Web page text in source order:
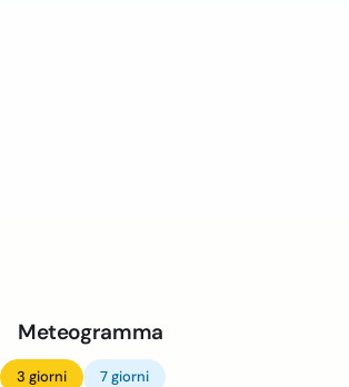
Meteogramma
3 giorni 7 giorni